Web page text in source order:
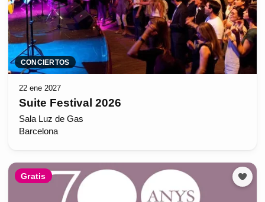
CONCIERTOS
22 ene 2027
Suite Festival 2026
Sala Luz de Gas
Barcelona
Gratis